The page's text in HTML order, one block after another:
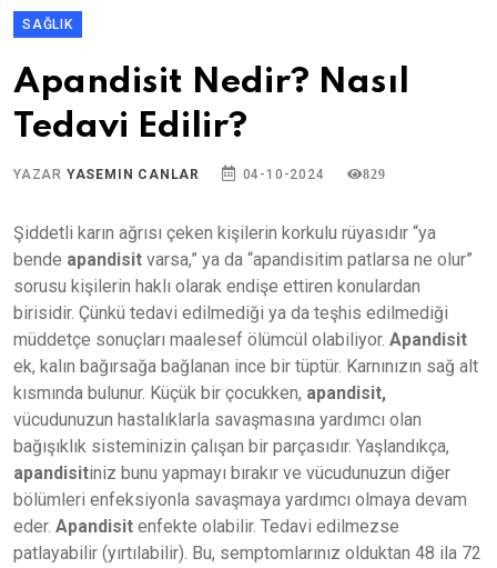
SAĞLIK
Apandisit Nedir? Nasıl
Tedavi Edilir?
YAZAR YASEMIN CANLAR 04-10-2024 829
Şiddetli karın ağrısı çeken kişilerin korkulu rüyasıdır “ya
bende apandisit varsa,” ya da “apandisitim patlarsa ne olur”
sorusu kişilerin haklı olarak endişe ettiren konulardan
birisidir. Çünkü tedavi edilmediği ya da teşhis edilmediği
müddetçe sonuçları maalesef ölümcül olabiliyor. Apandisit
ek, kalın bağırsağa bağlanan ince bir tüptür. Karnınızın sağ alt
kısmında bulunur. Küçük bir çocukken, apandisit,
vücudunuzun hastalıklarla savaşmasına yardımcı olan
bağışıklık sisteminizin çalışan bir parçasıdır. Yaşlandıkça,
apandisitiniz bunu yapmayı bırakır ve vücudunuzun diğer
bölümleri enfeksiyonla savaşmaya yardımcı olmaya devam
eder. Apandisit enfekte olabilir. Tedavi edilmezse
patlayabilir (yırtılabilir). Bu, semptomlarınız olduktan 48 ila 72